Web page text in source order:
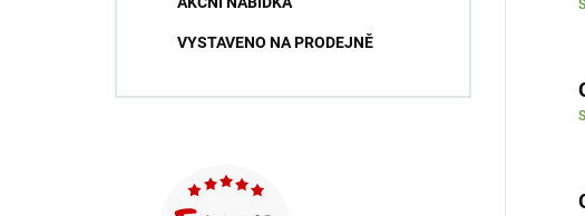
VYSTAVENO NA PRODEJNĚ